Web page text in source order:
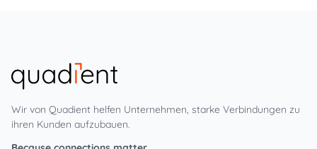
Wir von Quadient helfen Unternehmen, starke Verbindungen zu
ihren Kunden aufzubauen.